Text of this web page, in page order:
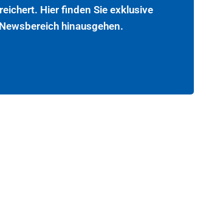
Hier finden Sie exklusive
hinausgehen.